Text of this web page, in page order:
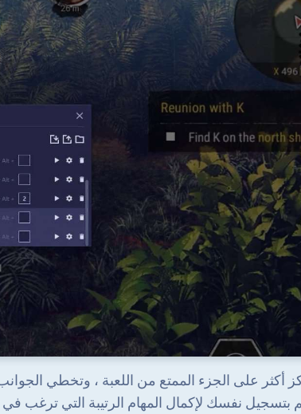
بتسجيل نفسك لإكمال المهام الرتيبة التي ترغب في